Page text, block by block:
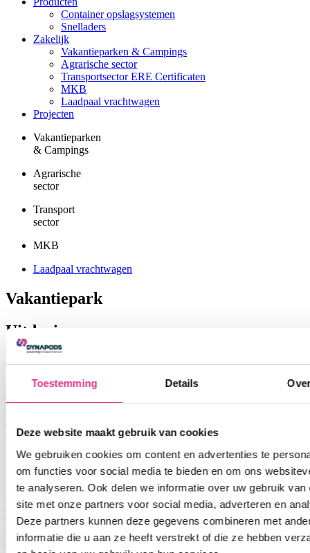
Toestemming Details
Deze website maakt gebruik van cookies
We gebruiken cookies om content en advertenties te
om functies voor social media te bieden en om ons
te analyseren. Ook delen we informatie over uw gebruik van
site met onze partners voor social media, adverteren en
Deze partners kunnen deze gegevens combineren met
informatie die u aan ze heeft verstrekt of die ze hebben
Container opslagsystemen
Snelladers
Zakelijk
Vakantieparken & Campings
Agrarische sector
Transportsector ERE Certificaten
MKB
Laadpaal vrachtwagen
Projecten
Vakantieparken
& Campings
Agrarische
sector
Transport
sector
MKB
Laadpaal vrachtwagen
Vakantiepark
Uitdaging
Het vakantiepark kampte met hoge stroomkosten door de
fluctuerende energieprijzen en een overschot aan zonne-energie.
Ondanks dat het park over duurzame energie beschikte, kon de
opgewekte zonne-energie niet altijd direct benut worden, waardoor
er energie verloren ging. Dit resulteerde in hogere kosten voor het
afnemen van energie van het net tijdens piekmomenten, vooral in de
avonduren.
Oplossing
Door de installatie van hetmodulaire accu-opslagsysteem van 20
kWhheeft het vakantiepark nu volledige controle over de
opgewekte zonne-energie. De overtollige zonne-energie wordt
opgeslagen en benut in de avonduren, wanneer de vraag naar
energie het grootst is. Dit zorgt voor aanzienlijke kostenbesparingen,